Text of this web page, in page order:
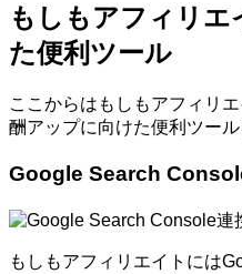
もしもアフィリエ
た便利ツール
ここからはもしもアフィリ
酬アップに向けた便利ツール
Google Search
もしもアフィリエイトには